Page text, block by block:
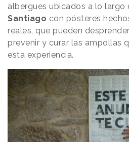
albergues ubicados a lo largo
Santiago con pósteres
reales, que pueden
prevenir y curar las ampollas
esta experiencia.